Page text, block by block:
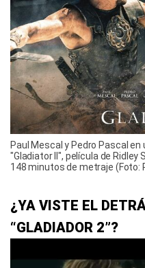
Paul Mescal y Pedro Pascal
"Gladiator II", película de
148 minutos de metraje (Foto:
¿YA VISTE EL
“GLADIADOR 2”?